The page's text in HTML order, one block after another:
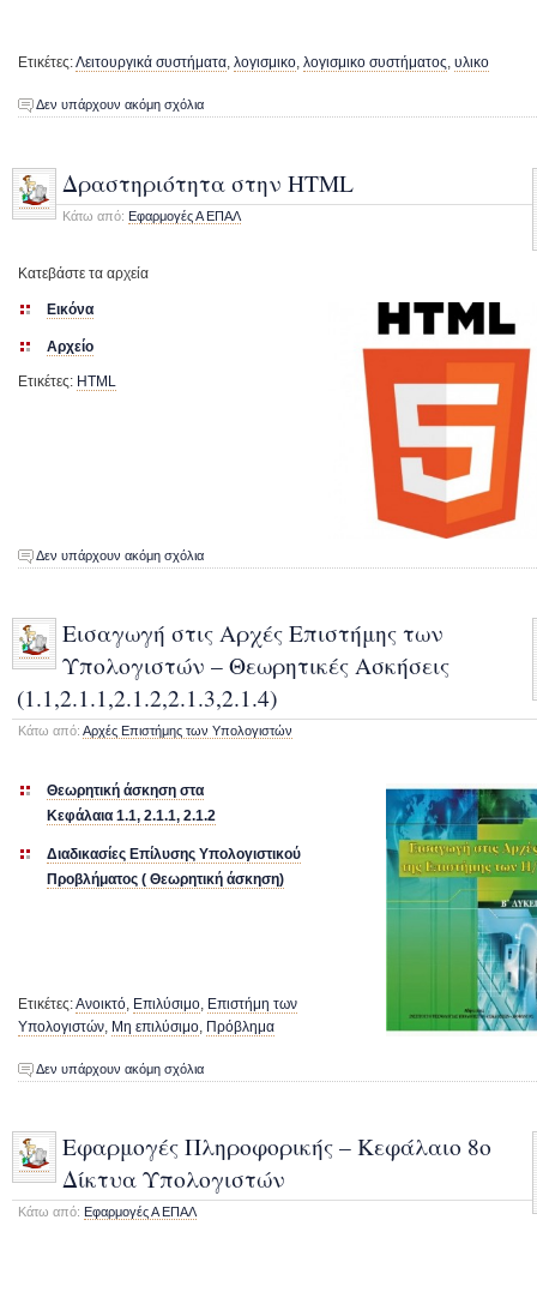
Ετικέτες:Λειτουργικά συστήματα, λογισμικο, λογισμικο συστήματος, υλικο
Δεν υπάρχουν ακόμη σχόλια
Δραστηριότητα στην HTML
Κάτω από: Εφαρμογές Α ΕΠΑΛ
Κατεβάστε τα αρχεία
Εικόνα
Αρχείο
Ετικέτες: HTML
Δεν υπάρχουν ακόμη σχόλια
Εισαγωγή στις Αρχές Επιστήμης των
Υπολογιστών – Θεωρητικές Ασκήσεις
(1.1,2.1.1,2.1.2,2.1.3,2.1.4)
Κάτω από: Αρχές Επιστήμης των Υπολογιστών
Θεωρητική άσκηση στα
Κεφάλαια 1.1, 2.1.1, 2.1.2
Διαδικασίες Επίλυσης Υπολογιστικού
Προβλήματος ( Θεωρητική άσκηση)
Ετικέτες:Ανοικτό, Επιλύσιμο, Επιστήμη των
Υπολογιστών, Μη επιλύσιμο, Πρόβλημα
Δεν υπάρχουν ακόμη σχόλια
Εφαρμογές Πληροφορικής – Κεφάλαιο 8ο
Δίκτυα Υπολογιστών
Κάτω από: Εφαρμογές Α ΕΠΑΛ